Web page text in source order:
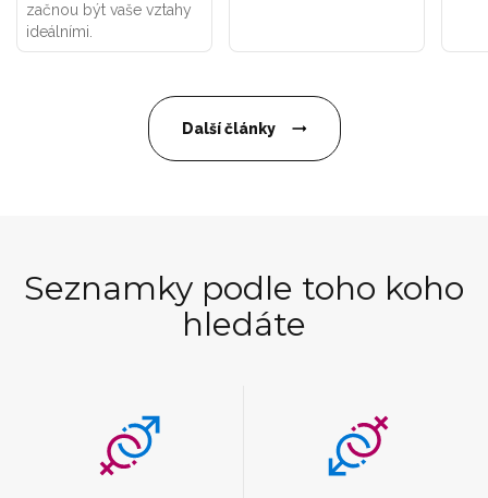
začnou být vaše vztahy
ideálními.
Další články
Seznamky podle toho koho
hledáte